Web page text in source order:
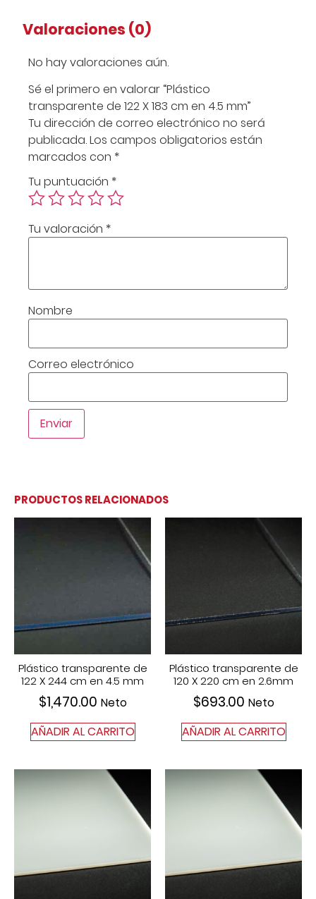
Valoraciones (0)
No hay valoraciones aún.
Sé el primero en valorar “Plástico
transparente de 122 X 183 cm en 4.5 mm”
Tu dirección de correo electrónico no será
publicada.Los campos obligatorios están
marcados con *
Tu puntuación *
Tu valoración *
Nombre
Correo electrónico
PRODUCTOS RELACIONADOS
Plástico transparente de
122 X 244 cm en 4.5 mm
$1,470.00 Neto
AÑADIR AL CARRITO
Plástico transparente de
120 X 220 cm en 2.6mm
$693.00 Neto
AÑADIR AL CARRITO